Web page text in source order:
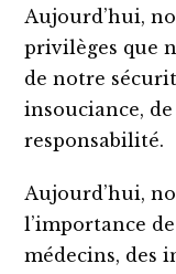
Aujourd’hui,
privilèges que
de notre
insouciance,
responsabilité.
Aujourd’hui,
l’importance
médecins, des